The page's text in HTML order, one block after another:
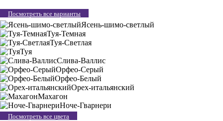
Посмотреть все варианты
Ясень-шимо-светлый
Туя-Темная
Туя-Светлая
Туя
Слива-Валлис
Орфео-Серый
Орфео-Белый
Орех-итальянский
Махагон
Ноче-Гварнери
Посмотреть все цвета